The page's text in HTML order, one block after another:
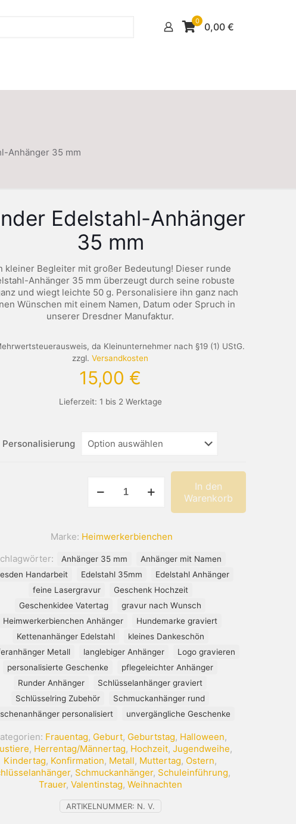
0 0,00 €
Anhänger 35 mm
Edelstahl-Anhänger
35 mm
kleiner Begleiter mit großer Bedeutung! Dieser runde
Anhänger 35 mm überzeugt durch seine robuste
und wiegt leichte 50 g. Personalisiere ihn ganz nach
Wünschen mit einem Namen, Datum oder Spruch in
unserer Dresdner Manufaktur.
da Kleinunternehmer nach §19 (1) UStG.
zzgl. Versandkosten
15,00 €
Lieferzeit: 1 bis 2 Werktage
Personalisierung
Edelstahl-
Menge
In den
Warenkorb
ARTIKELNUMMER: N. V.
Frauentag, Geburt, Geburtstag, Halloween,
, Herrentag/Männertag, Hochzeit, Jugendweihe,
Kindertag, Konfirmation, Metall, Muttertag, Ostern,
, Schmuckanhänger, Schuleinführung,
Trauer, Valentinstag, Weihnachten
Anhänger 35 mm
Anhänger mit Namen
Handarbeit
Edelstahl 35mm
Edelstahl Anhänger
feine Lasergravur
Geschenk Hochzeit
Geschenkidee Vatertag
gravur nach Wunsch
Heimwerkerbienchen Anhänger
Hundemarke graviert
Kettenanhänger Edelstahl
kleines Dankeschön
Metall
langlebiger Anhänger
Logo gravieren
personalisierte Geschenke
pflegeleichter Anhänger
Runder Anhänger
Schlüsselanhänger graviert
Schlüsselring Zubehör
Schmuckanhänger rund
personalisiert
unvergängliche Geschenke
Marke: Heimwerkerbienchen